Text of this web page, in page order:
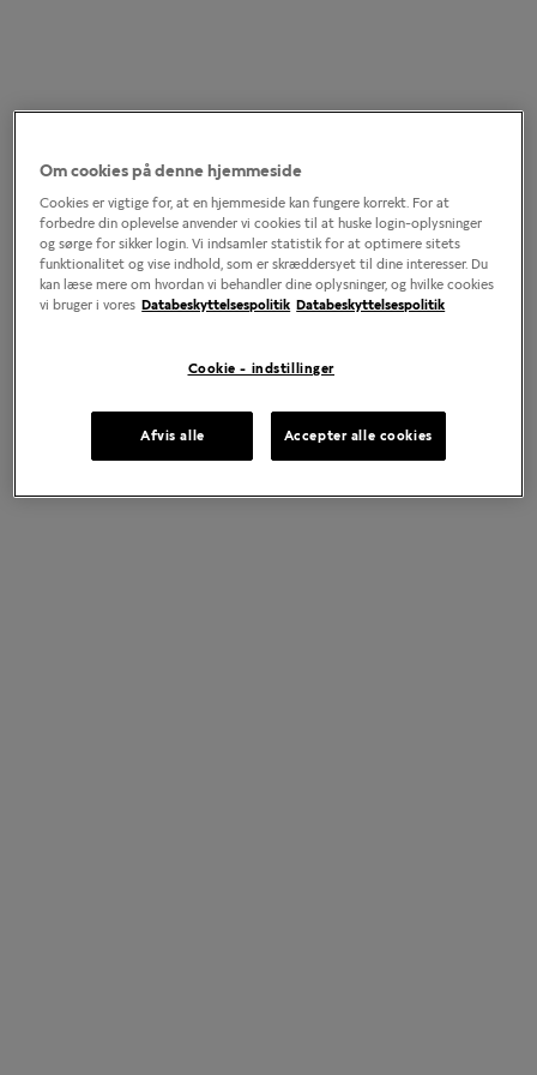
Om cookies på denne hjemmeside
Cookies er vigtige for, at en hjemmeside kan fungere korrekt. For at
forbedre din oplevelse anvender vi cookies til at huske login-oplysninger
og sørge for sikker login. Vi indsamler statistik for at optimere sitets
funktionalitet og vise indhold, som er skræddersyet til dine interesser. Du
kan læse mere om hvordan vi behandler dine oplysninger, og hvilke cookies
vi bruger i vores Databeskyttelsespolitik Databeskyttelsespolitik
Cookie - indstillinger
Afvis alle Accepter alle cookies